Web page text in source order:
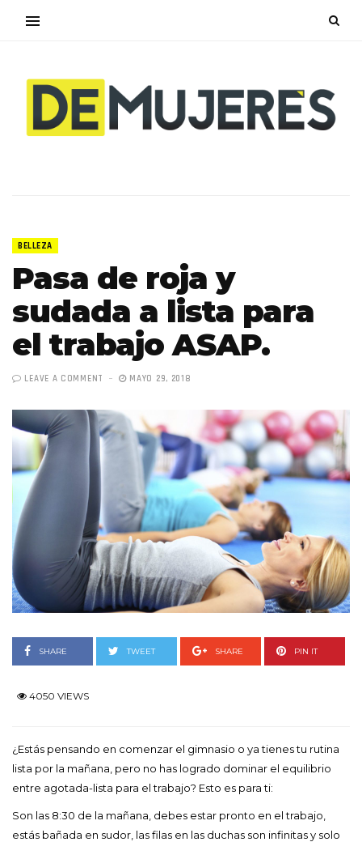
BELLEZA
Pasa de roja y
sudada a lista para
el trabajo ASAP.
LEAVE A COMMENT MAYO 29, 2018
SHARE TWEET SHARE PIN IT
4050 VIEWS
¿Estás pensando en comenzar el gimnasio o ya tienes tu rutina
lista por la mañana, pero no has logrado dominar el equilibrio
entre agotada-lista para el trabajo? Esto es para ti:
Son las 8:30 de la mañana, debes estar pronto en el trabajo,
estás bañada en sudor, las filas en las duchas son infinitas y solo